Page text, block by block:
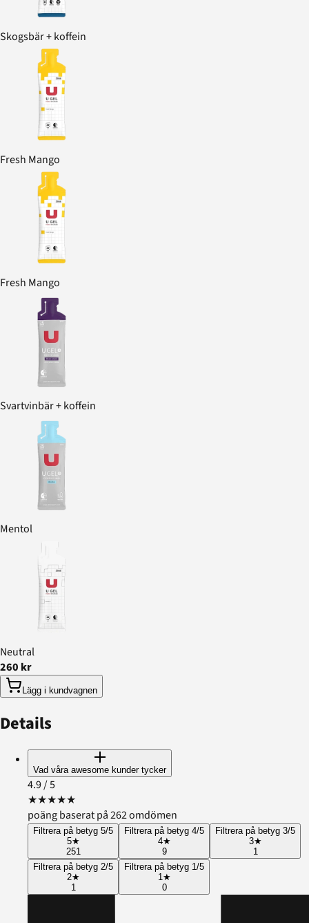
Skogsbär + koffein
Fresh Mango
Fresh Mango
Svartvinbär + koffein
Mentol
Neutral
260 kr
Lägg i kundvagnen
Details
Vad våra awesome kunder tycker
4.9/ 5
★★★★★
poäng baserat på 262 omdömen
Filtrera på betyg 5/5
5★
251
Filtrera på betyg 4/5
4★
9
Filtrera på betyg 3/5
3★
1
Filtrera på betyg 2/5
2★
1
Filtrera på betyg 1/5
1★
0